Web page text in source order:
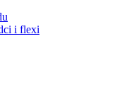
i flexi